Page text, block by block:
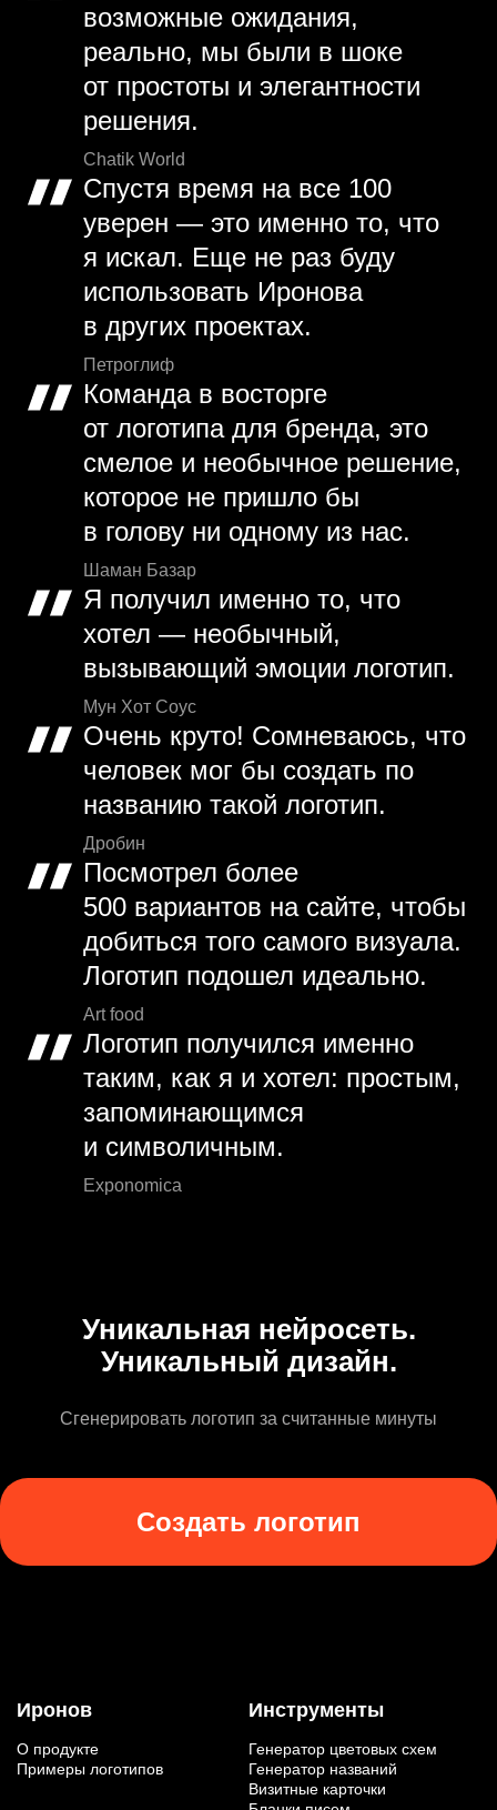
возможные ожидания,
реально, мы были в шоке
от простоты и элегантности
решения.
Chatik World
Спустя время на все 100
уверен — это именно то, что
я искал. Еще не раз буду
использовать Иронова
в других проектах.
Петроглиф
Команда в восторге
от логотипа для бренда, это
смелое и необычное решение,
которое не пришло бы
в голову ни одному из нас.
Шаман Базар
Я получил именно то, что
хотел — необычный,
вызывающий эмоции логотип.
Мун Хот Соус
Очень круто! Сомневаюсь, что
человек мог бы создать по
названию такой логотип.
Дробин
Посмотрел более
500 вариантов на сайте, чтобы
добиться того самого визуала.
Логотип подошел идеально.
Art food
Логотип получился именно
таким, как я и хотел: простым,
запоминающимся
и символичным.
Exponomica
Уникальная нейросеть.
Уникальный дизайн.
Сгенерировать логотип за считанные минуты
Создать логотип
Иронов
О продукте
Примеры логотипов
Инструменты
Генератор цветовых схем
Генератор названий
Визитные карточки